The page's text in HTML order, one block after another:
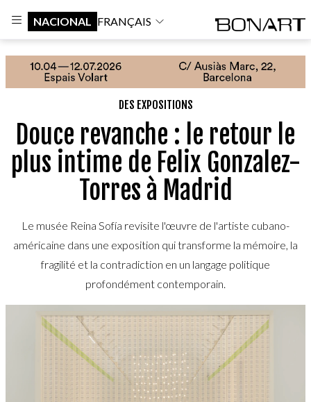
NACIONAL FRANÇAIS
DES EXPOSITIONS
Douce revanche : le retour le
plus intime de Felix Gonzalez-
Torres à Madrid
Le musée Reina Sofía revisite l'œuvre de l'artiste cubano-
américaine dans une exposition qui transforme la mémoire, la
fragilité et la contradiction en un langage politique
profondément contemporain.